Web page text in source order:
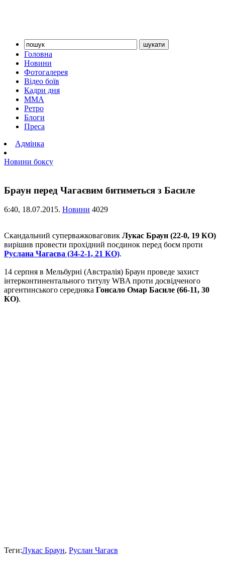
Головна
Новини
Фотогалерея
Відео боїв
Кадри дня
ММА
Ретро
Блоги
Преса
Адмінка
Новини боксу
Браун перед Чагаєвим битиметься з Басиле
6:40, 18.07.2015. Новини 4029
Скандальний суперважковаговик Лукас Браун (22-0, 19 КО)
вирішив провести прохідний поєдинок перед боєм проти
Руслана Чагаєва (34-2-1, 21 КО).
14 серпня в Мельбурні (Австралія) Браун проведе захист
інтерконтинентального титулу WBA проти досвідченого
аргентинського середняка Гонсало Омар Басиле (66-11, 30
КО).
Теги:Лукас Браун, Руслан Чагаєв